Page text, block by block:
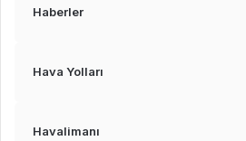
Haberler
Hava Yolları
Havalimanı